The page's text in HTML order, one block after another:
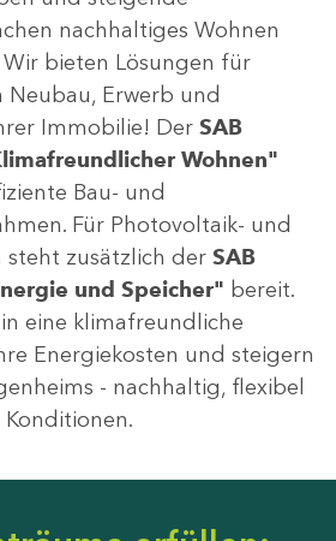
nachhaltiges Wohnen
bieten Lösungen für
Erwerb und
Immobilie! Der SAB
Wohnen"
Bau- und
Für Photovoltaik- und
steht zusätzlich der SAB
und Speicher" bereit.
eine klimafreundliche
Energiekosten und steigern
- nachhaltig, flexibel